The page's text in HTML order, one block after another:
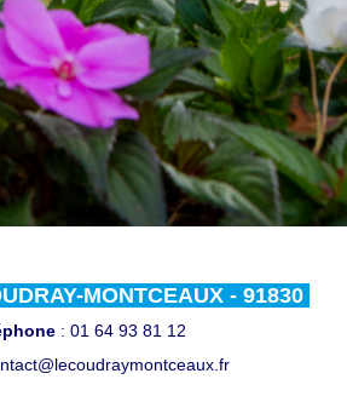
MONTCEAUX - 91830
: 01 64 93 81 12